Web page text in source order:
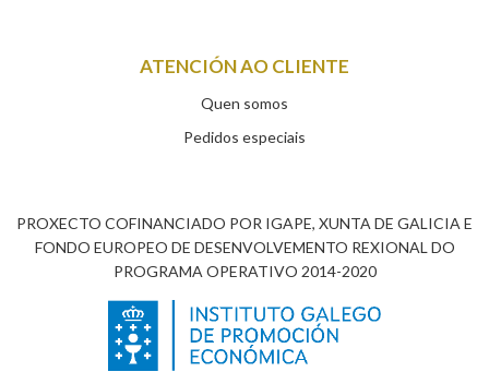
ATENCIÓN AO CLIENTE
Quen somos
Pedidos especiais
PROXECTO COFINANCIADO POR IGAPE, XUNTA DE GALICIA E
FONDO EUROPEO DE DESENVOLVEMENTO REXIONAL DO
PROGRAMA OPERATIVO 2014-2020